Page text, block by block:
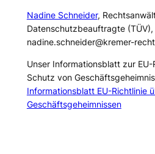
Nadine Schneider,
Datenschutzbeauftragte (TÜV),
nadine.schneider@kremer-
Unser Informationsblatt zur
Schutz von
Informationsblatt EU-Richtlinie
Geschäftsgeheimnissen